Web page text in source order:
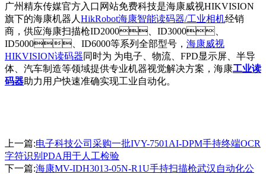
广州精东传媒官方入口网站免费科技是海康威视HIKVISION
旗下的海康机器人 HikRobot海康智能读码器/工业相机经销
商，供应海康扫描枪ID2000、ID3000、
ID5000、ID6000等系列全部型号， 海康威视
HIKVISION读码器同时为 为电子、物流、FPD显示屏、半导
体、汽车制造等领域提供专业机器视觉解决方案，海康工业读
码器助力用户快速准确实现工业自动化。
上一篇:电子科技公司采购一批IVY-7501AI-DPM手持终端OCR
字符识别PDA用于人工检验
下一篇:海康MV-IDH3013-05N-R1U手持扫描枪武汉自动化公